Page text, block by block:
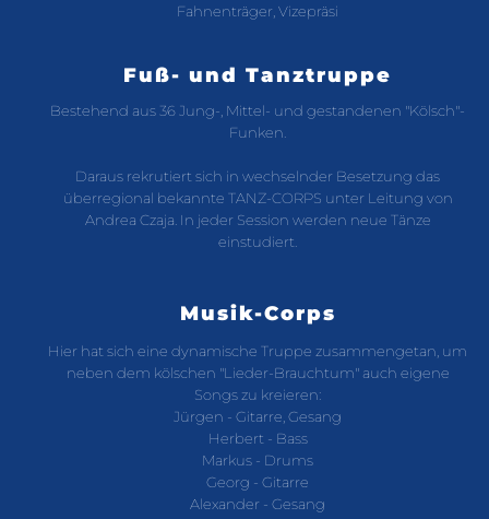
Fahnenträger, Vizepräsi
Fuß- und Tanztruppe
Bestehend aus 36 Jung-, Mittel- und gestandenen "Kölsch"-
Funken.
Daraus rekrutiert sich in wechselnder Besetzung das
überregional bekannte TANZ-CORPS unter Leitung von
Andrea Czaja. In jeder Session werden neue Tänze
einstudiert.
Musik-Corps
Hier hat sich eine dynamische Truppe zusammengetan, um
neben dem kölschen "Lieder-Brauchtum" auch eigene
Songs zu kreieren:
Jürgen - Gitarre, Gesang
Herbert - Bass
Markus - Drums
Georg - Gitarre
Alexander - Gesang